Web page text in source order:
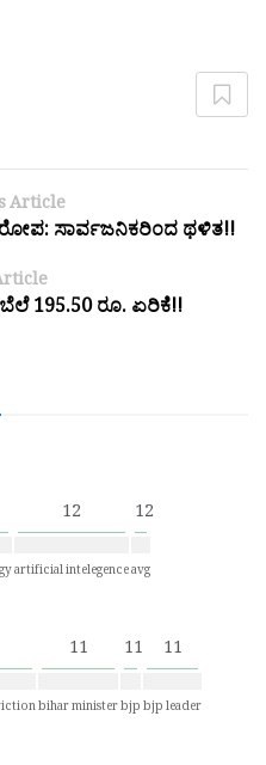
Article
ಸಾರ್ವಜನಿಕರಿಂದ ಥಳಿತ!!
195.50 ರೂ. ಏರಿಕೆ!!
12
artificial intelegence
12
avg
11
bihar minister
11
bjp
11
bjp leader